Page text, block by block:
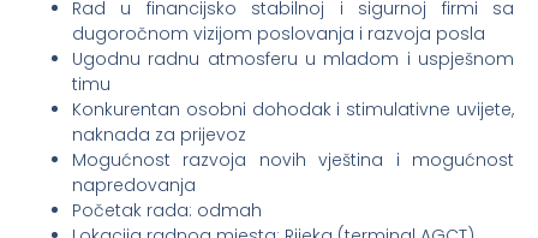
Rad u financijsko stabilnoj i sigurnoj firmi sa
dugoročnom vizijom poslovanja i razvoja posla
Ugodnu radnu atmosferu u mladom i uspješnom
timu
Konkurentan osobni dohodak i stimulativne uvijete,
naknada za prijevoz
Mogućnost razvoja novih vještina i mogućnost
napredovanja
Početak rada: odmah